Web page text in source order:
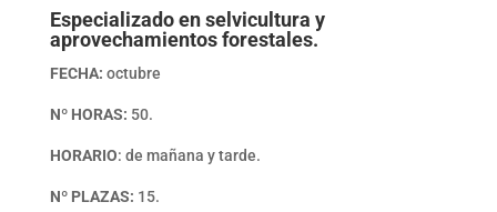
Especializado en selvicultura y
aprovechamientos forestales.
FECHA: octubre
Nº HORAS: 50.
HORARIO: de mañana y tarde.
Nº PLAZAS: 15.